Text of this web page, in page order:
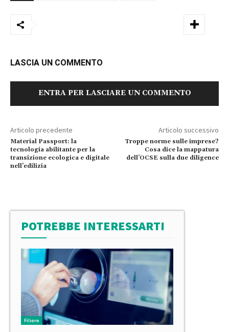
LASCIA UN COMMENTO
ENTRA PER LASCIARE UN COMMENTO
Articolo precedente
Material Passport: la
tecnologia abilitante per la
transizione ecologica e digitale
nell’edilizia
Articolo successivo
Troppe norme sulle imprese?
Cosa dice la mappatura
dell’OCSE sulla due diligence
POTREBBE INTERESSARTI
Filiere